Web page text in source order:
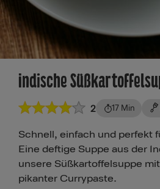
Indische
2 17 Min
Schnell, einfach und perfekt
Eine deftige Suppe aus der
unsere Süßkartoffelsuppe
pikanter Currypaste.